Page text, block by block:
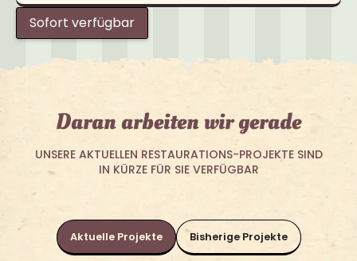
tmil gl“ Teil des Bundeswehrfuhrparks. Dort hatten die
knapp 9.000 Fahrzeuge ihren Einsatz als Führungs-,
Fernmelde-, und Verbindungsfahrzeug /
Transportfahrzeug für Personen und Material, aber
auch als Trägerfahrzeug für Panzerabwehrwaffen
Sofort verfügbar
Daran arbeiten wir gerade
UNSERE AKTUELLEN RESTAURATIONS-PROJEKTE SIND
IN KÜRZE FÜR SIE VERFÜGBAR
Aktuelle Projekte Bisherige Projekte